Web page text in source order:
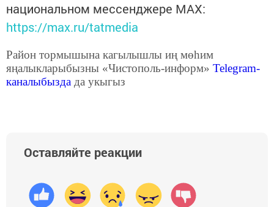
национальном мессенджере MАХ:
https://max.ru/tatmedia
Район тормышына кагылышлы иң мөһим
яңалыкларыбызны «Чистополь-информ» Telegram-
каналыбызда да укыгыз
Оставляйте реакции